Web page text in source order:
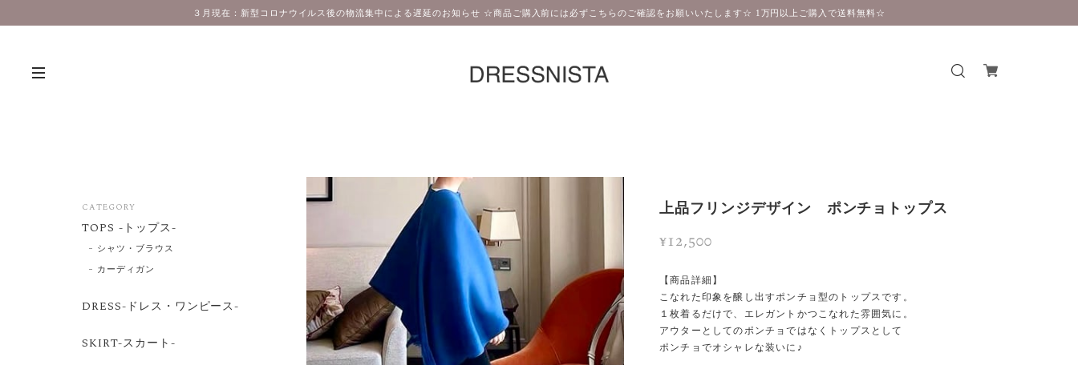
３月現在：新型コロナウイルス後の物流集中による遅延のお知らせ ☆商品ご購入前には必ずこちらのご確認をお願いいたします☆ 1万円以上ご購入で送料無料☆
上品フリンジデザイン ポンチョトップス
¥12,500
【商品詳細】
こなれた印象を醸し出すポンチョ型のトップスです。
１枚着るだけで、エレガントかつこなれた雰囲気に。
アウターとしてのポンチョではなくトップスとして
ポンチョでオシャレな装いに♪
CATEGORY
TOPS -トップス-
シャツ・ブラウス
カーディガン
DRESS-ドレス・ワンピース-
SKIRT-スカート-